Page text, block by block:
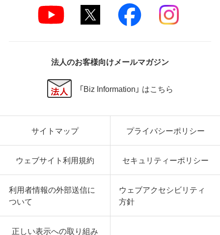
法人のお客様向けメールマガジン
「Biz Information」 はこちら
サイトマップ プライバシーポリシー
ウェブサイト利用規約 セキュリティーポリシー
利用者情報の外部送信に
ついて
ウェブアクセシビリティ
方針
正しい表示への取り組み